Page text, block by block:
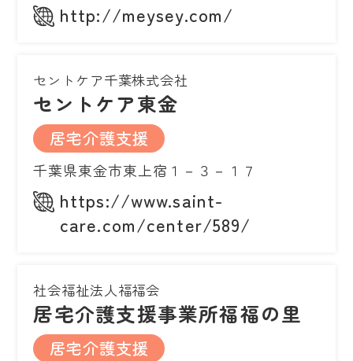
http://meysey.com/
セントケア千葉株式会社
セントケア東金
居宅介護支援
千葉県東金市東上宿１－３－１７
https://www.saint-
care.com/center/589/
社会福祉法人福福会
居宅介護支援事業所福福の里
居宅介護支援